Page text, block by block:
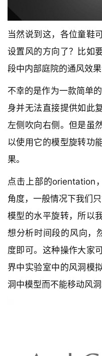
当然说到这，各位童鞋
设置风的方向了？比如
段中内部庭院的通风效果
不幸的是作为一款简单
身并无法直接提供如此
左侧吹向右侧。但是虽
以使用它的模型旋转功
果。
点击上部的orientation
角度，一般情况下我们
模型的水平旋转，所以
想分析时间段的风向，
度即可。这种操作大家
界中实验室中的风洞模
洞中模型而不能移动风洞